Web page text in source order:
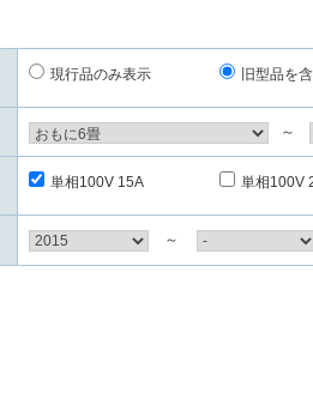
現行品のみ表示 旧型品を
～
単相100V 15A 単相100V
～